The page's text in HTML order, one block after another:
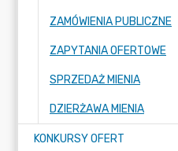
ZAMÓWIENIA PUBLICZNE
ZAPYTANIA OFERTOWE
SPRZEDAŻ MIENIA
DZIERŻAWA MIENIA
KONKURSY OFERT